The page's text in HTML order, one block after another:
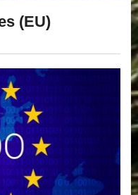
(EU)